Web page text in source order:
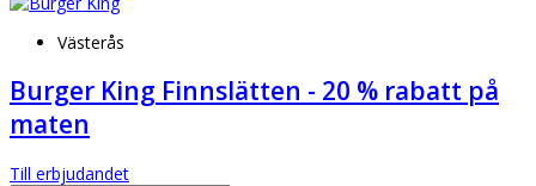
Västerås
Burger King Finnslätten - 20 % rabatt på
maten
Till erbjudandet